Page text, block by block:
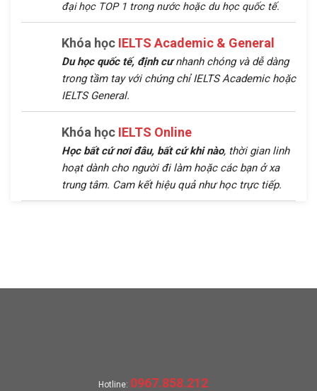
đại học TOP 1 trong nước hoặc du học quốc tế.
Khóa học IELTS Academic & General
Du học quốc tế, định cưnhanh chóng và dễ dàng
trong tầm tay với chứng chỉ IELTS Academic hoặc
IELTS General.
Khóa học IELTS Online
Học bất cứ nơi đâu, bất cứ khi nào, thời gian linh
hoạt dành cho người đi làm hoặc các bạn ở xa
trung tâm. Cam kết hiệu quả như học trực tiếp.
Hotline: 0967.858.212